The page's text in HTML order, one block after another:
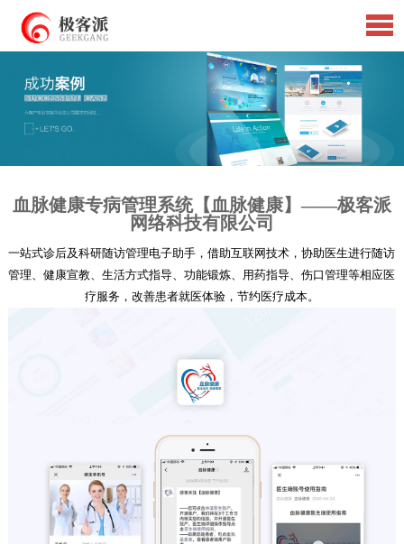
血脉健康专病管理系统【血脉健康】——极客派
网络科技有限公司
一站式诊后及科研随访管理电子助手，借助互联网技术，协助医生进行随访
管理、健康宣教、生活方式指导、功能锻炼、用药指导、伤口管理等相应医
疗服务，改善患者就医体验，节约医疗成本。